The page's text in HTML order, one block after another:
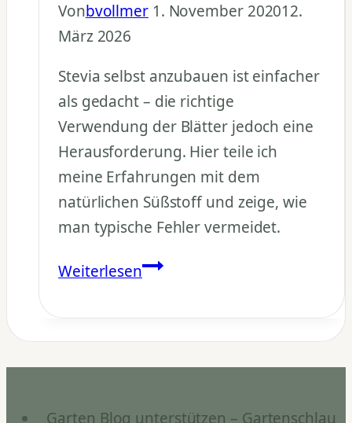
Vonbvollmer 1. November 202012.
März 2026
Stevia selbst anzubauen ist einfacher
als gedacht – die richtige
Verwendung der Blätter jedoch eine
Herausforderung. Hier teile ich
meine Erfahrungen mit dem
natürlichen Süßstoff und zeige, wie
man typische Fehler vermeidet.
WeiterlesenStevia
und
verwenden
–
gegen
Garten Blog unterstützen – Gartenschlau